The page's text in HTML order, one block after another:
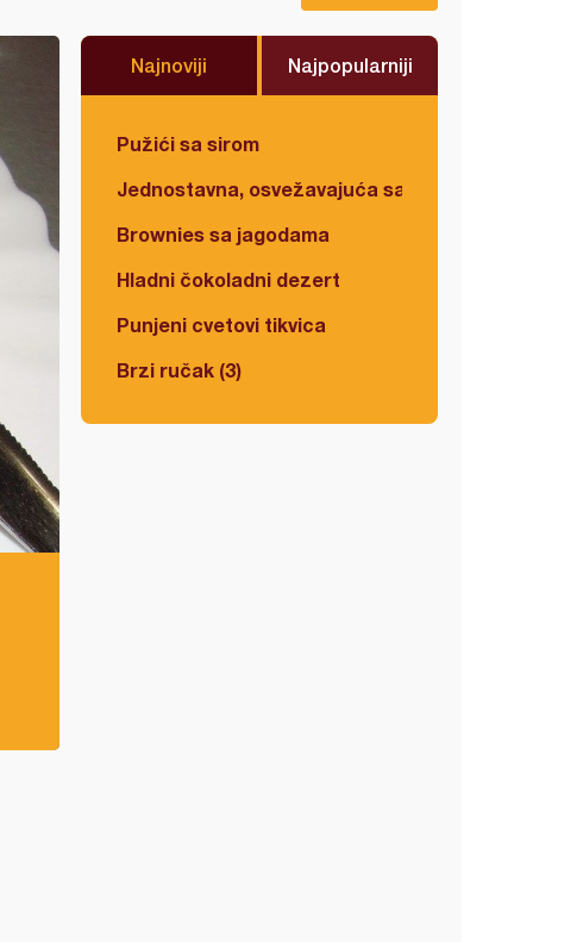
Najnoviji Najpopularniji
Pužići sa sirom
Jednostavna, osvežavajuća salata
Brownies sa jagodama
Hladni čokoladni dezert
Punjeni cvetovi tikvica
Brzi ručak (3)